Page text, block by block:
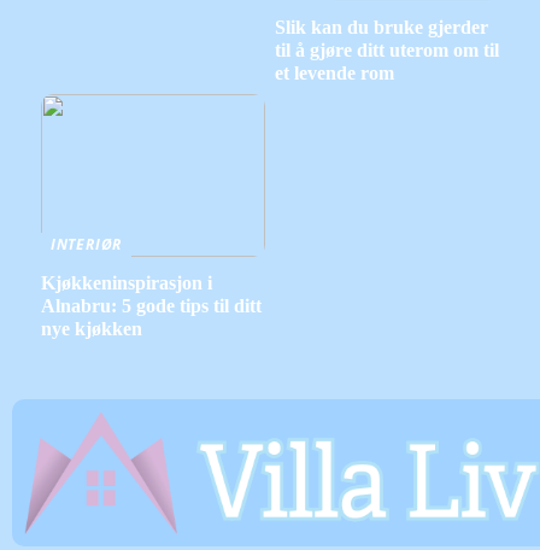
Slik kan du bruke gjerder
til å gjøre ditt uterom om til
et levende rom
INTERIØR
Kjøkkeninspirasjon i
Alnabru: 5 gode tips til ditt
nye kjøkken